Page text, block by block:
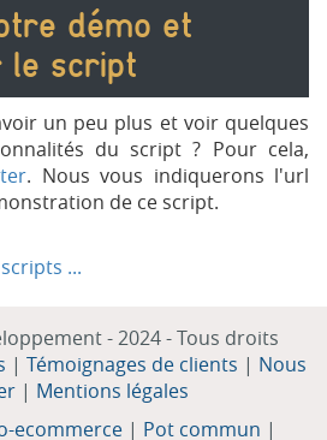
démo et
le script
un peu plus et voir quelques
du script ? Pour cela,
. Nous vous indiquerons l'url
de ce script.
...
- 2024 - Tous droits
| Témoignages de clients | Nous
| Mentions légales
ecommerce| Pot commun |